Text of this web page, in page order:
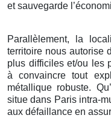
et sauvegarde
Parallèlement, la
territoire nous autorise
plus difficiles et/ou les
à convaincre tout
métallique robuste.
situe dans Paris intra-
aux défaillance en